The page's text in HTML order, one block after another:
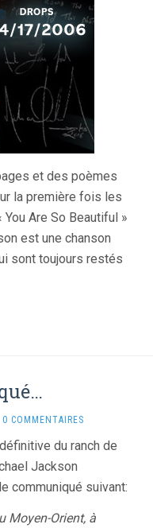
et des poèmes
la première fois les
Are So Beautiful »
est une chanson
sont toujours restés
0 COMMENTAIRES
du ranch de
Jackson
communiqué suivant:
Moyen-Orient, à